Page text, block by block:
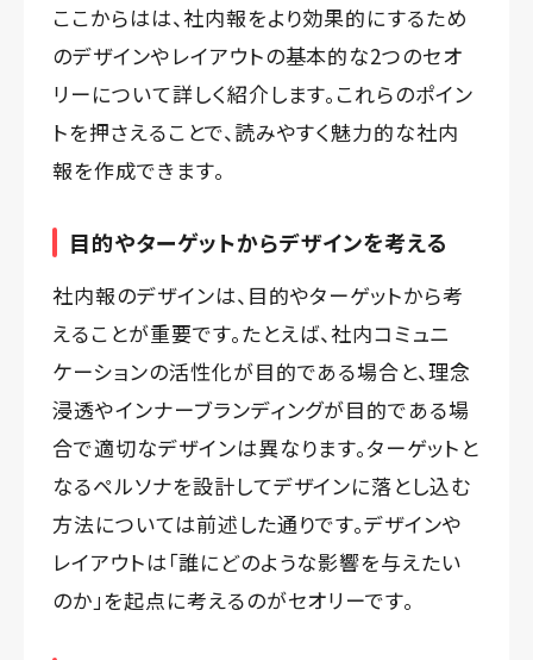
ここからはは、社内報をより効果的にするため
のデザインやレイアウトの基本的な2つのセオ
リーについて詳しく紹介します。これらのポイン
トを押さえることで、読みやすく魅力的な社内
報を作成できます。
目的やターゲットからデザインを考える
社内報のデザインは、目的やターゲットから考
えることが重要です。たとえば、社内コミュニ
ケーションの活性化が目的である場合と、理念
浸透やインナーブランディングが目的である場
合で適切なデザインは異なります。ターゲットと
なるペルソナを設計してデザインに落とし込む
方法については前述した通りです。デザインや
レイアウトは「誰にどのような影響を与えたい
のか」を起点に考えるのがセオリーです。